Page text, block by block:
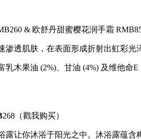
& 欧舒丹甜蜜樱花润手霜
渗透肌肤，在表面形成折射出虹彩光
乳木果油 (2%)、甘油 (4%) 及维他
268（戳我购买）
露让你沐浴于阳光之中。沐浴露蕴